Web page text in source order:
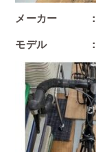
メーカー ：
モデル ：